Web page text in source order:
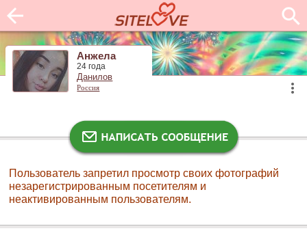
Анжела
24 года
Данилов
Россия
Пользователь запретил просмотр своих фотографий
незарегистрированным посетителям и
неактивированным пользователям.